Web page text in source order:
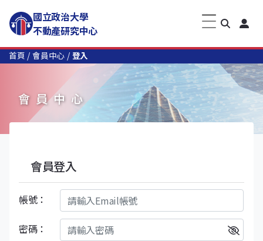
國立政治大學
不動產研究中心
首頁 會員中心 登入
會員中心
會員登入
帳號：
密碼：